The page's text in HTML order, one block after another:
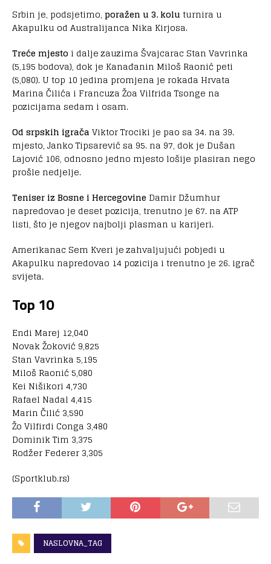
Srbin je, podsjetimo, poražen u 3. kolu turnira u
Akapulku od Australijanca Nika Kirjosa.
Treće mjesto i dalje zauzima Švajcarac Stan Vavrinka
(5,195 bodova), dok je Kanađanin Miloš Raonić peti
(5,080). U top 10 jedina promjena je rokada Hrvata
Marina Čilića i Francuza Žoa Vilfrida Tsonge na
pozicijama sedam i osam.
Od srpskih igrača Viktor Trociki je pao sa 34. na 39.
mjesto, Janko Tipsarević sa 95. na 97, dok je Dušan
Lajović 106, odnosno jedno mjesto lošije plasiran nego
prošle nedjelje.
Teniser iz Bosne i Hercegovine Damir Džumhur
napredovao je deset pozicija, trenutno je 67. na ATP
listi, što je njegov najbolji plasman u karijeri.
Amerikanac Sem Kveri je zahvaljujući pobjedi u
Akapulku napredovao 14 pozicija i trenutno je 26. igrač
svijeta.
Top 10
Endi Marej 12,040
Novak Žoković 9,825
Stan Vavrinka 5,195
Miloš Raonić 5,080
Kei Nišikori 4,730
Rafael Nadal 4,415
Marin Čilić 3,590
Žo Vilfirdi Conga 3,480
Dominik Tim 3,375
Rodžer Federer 3,305
(Sportklub.rs)
NASLOVNA_TAG